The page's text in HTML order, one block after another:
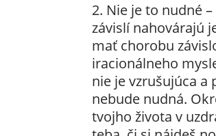
Nie je to nudné
závislí nahovárajú
mať chorobu
iracionálneho
nie je vzrušujúca a
nebude nudná.
tvojho života v